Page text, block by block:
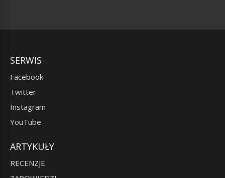
SERWIS
Facebook
Twitter
Instagram
YouTube
ARTYKUŁY
RECENZJE